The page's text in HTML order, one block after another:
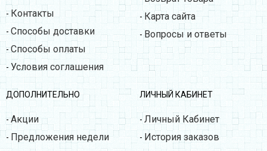
-Контакты
- Способы доставки
-Способы оплаты
- Условия соглашения
-Карта сайта
-Вопросы и ответы
ДОПОЛНИТЕЛЬНО
-Акции
- Предложения недели
ЛИЧНЫЙ КАБИНЕТ
- Личный Кабинет
- История заказов